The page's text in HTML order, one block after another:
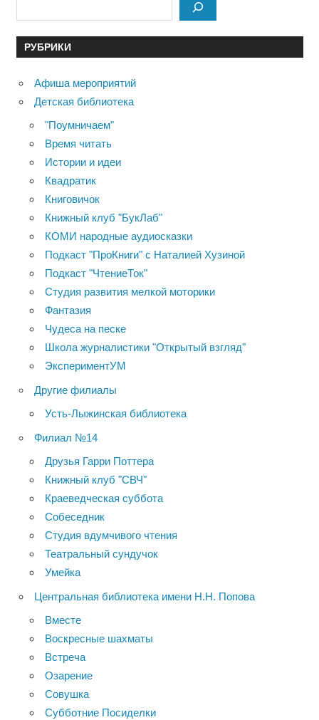
РУБРИКИ
Афиша мероприятий
Детская библиотека
"Поумничаем"
Время читать
Истории и идеи
Квадратик
Книговичок
Книжный клуб "БукЛаб"
КОМИ народные аудиосказки
Подкаст "ПроКниги" с Наталией Хузиной
Подкаст "ЧтениеТок"
Студия развития мелкой моторики
Фантазия
Чудеса на песке
Школа журналистики "Открытый взгляд"
ЭкспериментУМ
Другие филиалы
Усть-Лыжинская библиотека
Филиал №14
Друзья Гарри Поттера
Книжный клуб "СВЧ"
Краеведческая суббота
Собеседник
Студия вдумчивого чтения
Театральный сундучок
Умейка
Центральная библиотека имени Н.Н. Попова
Вместе
Воскресные шахматы
Встреча
Озарение
Совушка
Субботние Посиделки